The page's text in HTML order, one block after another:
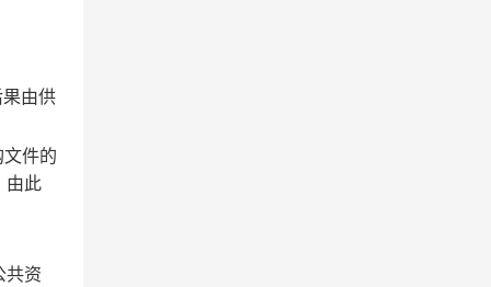
由供
件的
由此
共资